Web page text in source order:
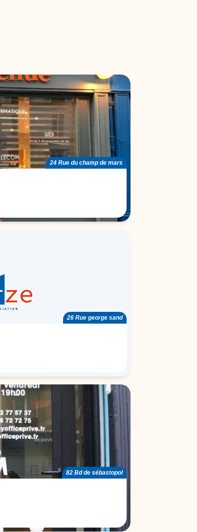
24 Rue du champ de mars
26 Rue george sand
82 Bd de sébastopol